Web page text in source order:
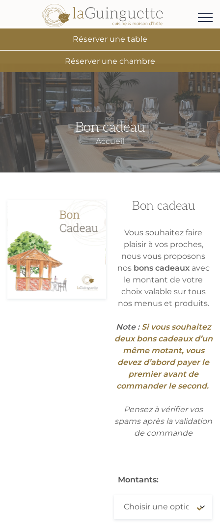
Réserver une table
Réserver une chambre
Bon cadeau
Accueil
Bon cadeau
Vous souhaitez faire
plaisir à vos proches,
nous vous proposons
nos bons cadeauxavec
le montant de votre
choix valable sur tous
nos menus et produits.
Note : Si vous souhaitez
deux bons cadeaux d’un
même motant, vous
devez d’abord payer le
premier avant de
commander le second.
Pensez à vérifier vos
spams après la validation
de commande
Montants